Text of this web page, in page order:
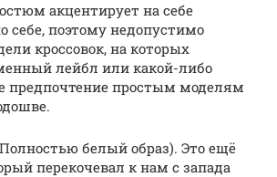
акцентирует на себе
себе, поэтому недопустимо
кроссовок, на которых
лейбл или какой-либо
предпочтение простым моделям
белый образ). Это ещё
перекочевал к нам с запада